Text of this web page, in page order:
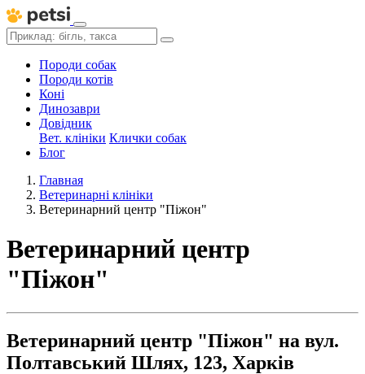
Породи собак
Породи котів
Коні
Динозаври
Довідник
Вет. клініки Клички собак
Блог
Главная
Ветеринарні клініки
Ветеринарний центр "Піжон"
Ветеринарний центр
"Піжон"
Ветеринарний центр "Піжон" на вул.
Полтавський Шлях, 123, Харків